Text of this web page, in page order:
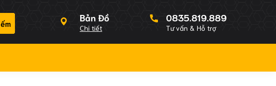
Bản Đồ
Chi tiết
0835.819.889
Tư vấn & Hỗ trợ